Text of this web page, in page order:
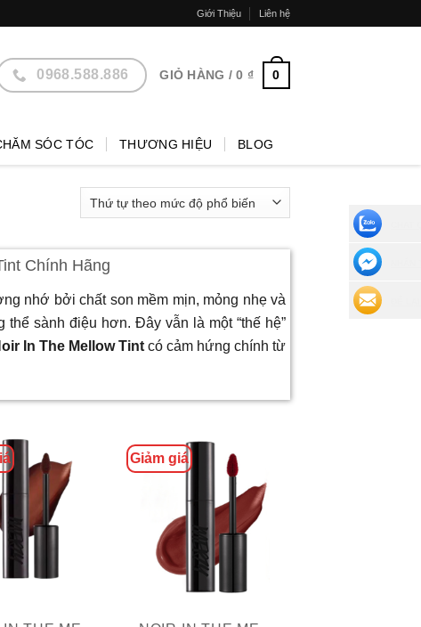
Giới Thiệu Liên hệ
0968.588.886 GIỎ HÀNG /0 ₫ 0
SÓC TÓC THƯƠNG HIỆU BLOG
Chính Hãng
nhớ bởi chất son mềm mịn, mỏng nhẹ và
sành điệu hơn. Đây vẫn là một “thế hệ”
In The Mellow Tint có cảm hứng chính từ
Giảm giá